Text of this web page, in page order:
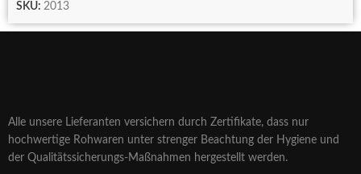
SKU: 2013
Alle unsere Lieferanten versichern durch Zertifikate, dass nur
hochwertige Rohwaren unter strenger Beachtung der Hygiene und
der Qualitätssicherungs-Maßnahmen hergestellt werden.